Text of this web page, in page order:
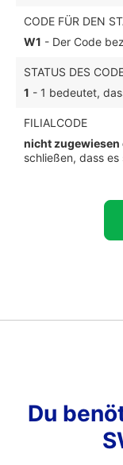
CODE FÜR DEN
W1 - Der Code
STATUS DES
1 - 1 bedeutet,
FILIALCODE
nicht zugewiesen
schließen, dass
Du